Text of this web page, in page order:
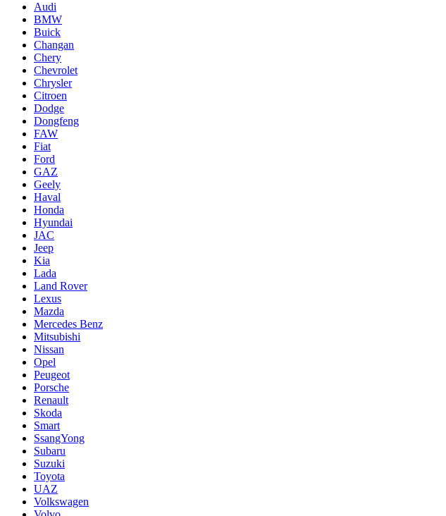
Audi
BMW
Buick
Changan
Chery
Chevrolet
Chrysler
Citroen
Dodge
Dongfeng
FAW
Fiat
Ford
GAZ
Geely
Haval
Honda
Hyundai
JAC
Jeep
Kia
Lada
Land Rover
Lexus
Mazda
Mercedes Benz
Mitsubishi
Nissan
Opel
Peugeot
Porsche
Renault
Skoda
Smart
SsangYong
Subaru
Suzuki
Toyota
UAZ
Volkswagen